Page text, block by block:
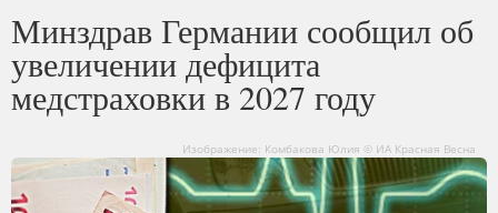
Минздрав Германии сообщил об
увеличении дефицита
медстраховки в 2027 году
Изображение: Комбакова Юлия © ИА Красная Весна